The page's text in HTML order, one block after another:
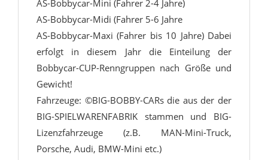
AS-Bobbycar-Mini (Fahrer 2-4 Jahre)
AS-Bobbycar-Midi (Fahrer 5-6 Jahre
AS-Bobbycar-Maxi (Fahrer bis 10 Jahre) Dabei
erfolgt in diesem Jahr die Einteilung der
Bobbycar-CUP-Renngruppen nach Größe und
Gewicht!
Fahrzeuge: ©BIG-BOBBY-CARs die aus der der
BIG-SPIELWARENFABRIK stammen und BIG-
Lizenzfahrzeuge (z.B. MAN-Mini-Truck,
Porsche, Audi, BMW-Mini etc.)